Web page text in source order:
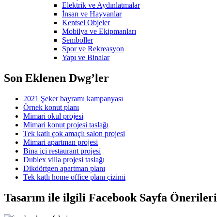
Elektrik ve Aydınlatmalar
İnsan ve Hayvanlar
Kentsel Objeler
Mobilya ve Ekipmanları
Semboller
Spor ve Rekreasyon
Yapı ve Binalar
Son Eklenen Dwg’ler
2021 Şeker bayramı kampanyası
Örnek konut planı
Mimari okul projesi
Mimari konut projesi taslağı
Tek katlı çok amaçlı salon projesi
Mimari apartman projesi
Bina içi restaurant projesi
Dublex villa projesi taslağı
Dikdörtgen apartman planı
Tek katlı home office planı çizimi
Tasarım ile ilgili Facebook Sayfa